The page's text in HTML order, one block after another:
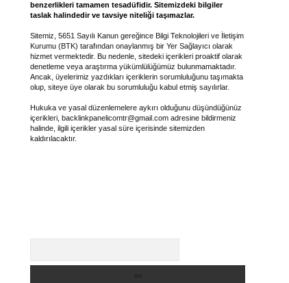
benzerlikleri tamamen tesadüfidir. Sitemizdeki bilgiler
taslak halindedir ve tavsiye niteliği taşımazlar.
Sitemiz, 5651 Sayılı Kanun gereğince Bilgi Teknolojileri ve İletişim
Kurumu (BTK) tarafından onaylanmış bir Yer Sağlayıcı olarak
hizmet vermektedir. Bu nedenle, sitedeki içerikleri proaktif olarak
denetleme veya araştırma yükümlülüğümüz bulunmamaktadır.
Ancak, üyelerimiz yazdıkları içeriklerin sorumluluğunu taşımakta
olup, siteye üye olarak bu sorumluluğu kabul etmiş sayılırlar.
Hukuka ve yasal düzenlemelere aykırı olduğunu düşündüğünüz
içerikleri, backlinkpanelicomtr@gmail.comadresine bildirmeniz
halinde, ilgili içerikler yasal süre içerisinde sitemizden
kaldırılacaktır.